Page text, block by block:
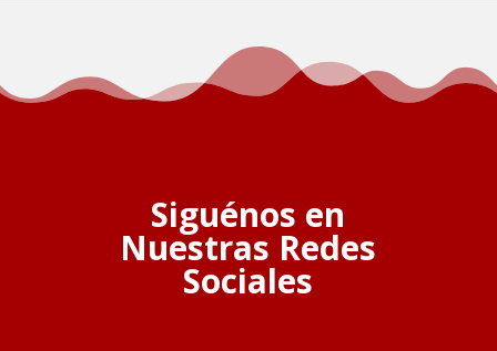
Siguénos en
Nuestras Redes
Sociales